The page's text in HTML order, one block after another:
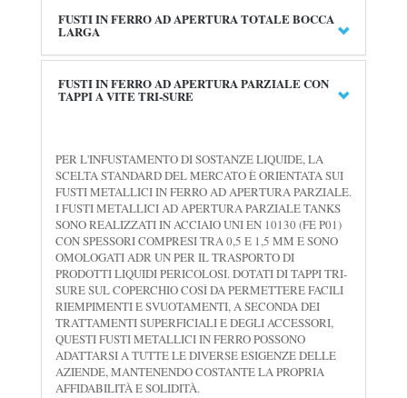
FUSTI IN FERRO AD APERTURA TOTALE BOCCA
LARGA
FUSTI IN FERRO AD APERTURA PARZIALE CON
TAPPI A VITE TRI-SURE
PER L'INFUSTAMENTO DI SOSTANZE LIQUIDE, LA
SCELTA STANDARD DEL MERCATO È ORIENTATA SUI
FUSTI METALLICI IN FERRO AD APERTURA PARZIALE.
I FUSTI METALLICI AD APERTURA PARZIALE TANKS
SONO REALIZZATI IN ACCIAIO UNI EN 10130 (FE P01)
CON SPESSORI COMPRESI TRA 0,5 E 1,5 MM E SONO
OMOLOGATI ADR UN PER IL TRASPORTO DI
PRODOTTI LIQUIDI PERICOLOSI. DOTATI DI TAPPI TRI-
SURE SUL COPERCHIO COSÌ DA PERMETTERE FACILI
RIEMPIMENTI E SVUOTAMENTI, A SECONDA DEI
TRATTAMENTI SUPERFICIALI E DEGLI ACCESSORI,
QUESTI FUSTI METALLICI IN FERRO POSSONO
ADATTARSI A TUTTE LE DIVERSE ESIGENZE DELLE
AZIENDE, MANTENENDO COSTANTE LA PROPRIA
AFFIDABILITÀ E SOLIDITÀ.